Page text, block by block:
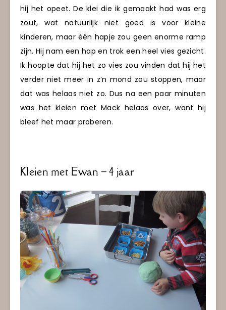
hij het opeet. De klei die ik gemaakt had was erg
zout, wat natuurlijk niet goed is voor kleine
kinderen, maar één hapje zou geen enorme ramp
zijn. Hij nam een hap en trok een heel vies gezicht.
Ik hoopte dat hij het zo vies zou vinden dat hij het
verder niet meer in z’n mond zou stoppen, maar
dat was helaas niet zo. Dus na een paar minuten
was het kleien met Mack helaas over, want hij
bleef het maar proberen.
Kleien met Ewan – 4 jaar